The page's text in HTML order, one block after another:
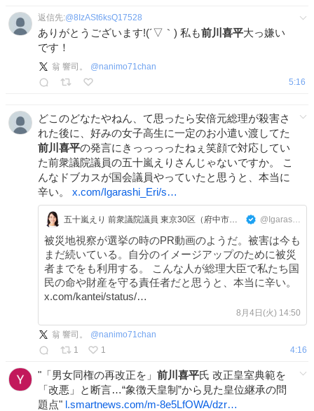
返信先:@8IzASt6ksQ17528
ありがとうございます!(´▽｀) 私も前川喜平大っ嫌い
です！
翁 響司。 @nanimo71chan
5:16
どこのどなたやねん、て思ったら安倍元総理が殺害さ
れた後に、好みの女子高生に一定のお小遣い渡してた
前川喜平の発言にきっっっったねぇ笑顔で対応してい
た前衆議院議員の五十嵐えりさんじゃないですか。 こ
んなドブカスが国会議員やっていたと思うと、本当に
辛い。 x.com/Igarashi_Eri/s…
五十嵐えり 前衆議院議員 東京30区（府中市・多摩市・稲城市） @Igarashi_Eri
被災地視察が選挙の時のPR動画のようだ。被害は今も
まだ続いている。自分のイメージアップのために被災
者までをも利用する。 こんな人が総理大臣で私たち国
民の命や財産を守る責任者だと思うと、本当に辛い。
x.com/kantei/status/…
8月4日(火) 14:50
翁 響司。 @nanimo71chan
1
1 4:16
"「男女同権の再改正を」 前川喜平氏 改正皇室典範を
「改悪」と断言…“象徴天皇制”から見た皇位継承の問
題点" l.smartnews.com/m-8e5LfOWA/dzr…